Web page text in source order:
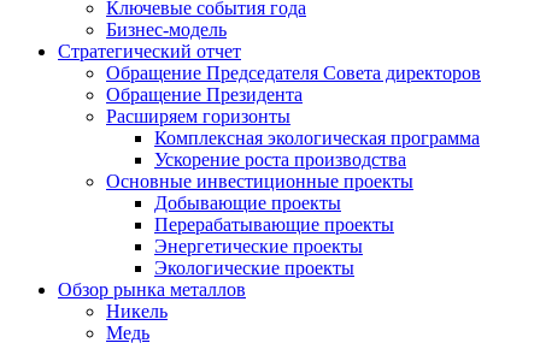
Ключевые события года
Бизнес-модель
Стратегический отчет
Обращение Председателя Совета директоров
Обращение Президента
Расширяем горизонты
Комплексная экологическая программа
Ускорение роста производства
Основные инвестиционные проекты
Добывающие проекты
Перерабатывающие проекты
Энергетические проекты
Экологические проекты
Обзор рынка металлов
Никель
Медь